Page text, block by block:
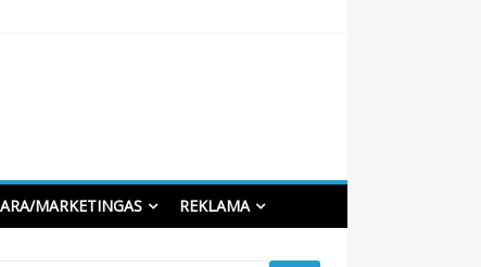
MARKETINGAS REKLAMA